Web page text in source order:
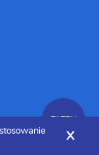
FILTRY
X